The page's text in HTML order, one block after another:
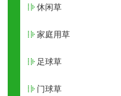
休闲草
家庭用草
足球草
门球草